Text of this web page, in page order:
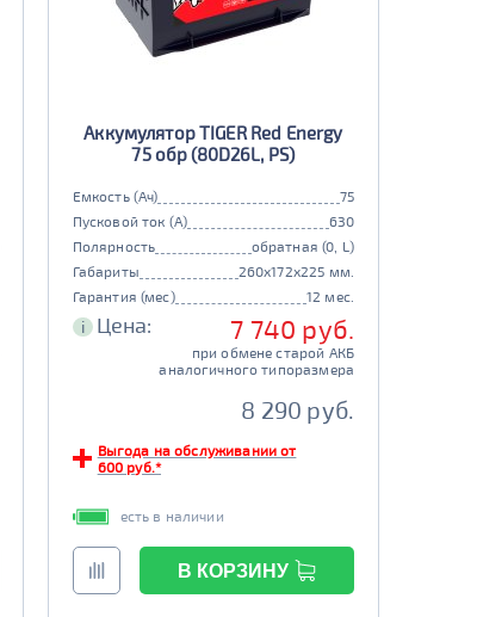
Аккумулятор TIGER Red Energy
75 обр (80D26L, PS)
Емкость (Ач)
75
Пусковой ток (А)
630
Полярность
обратная (0, L)
Габариты
260x172x225 мм.
Гарантия (мес)
12 мес.
i Цена: 7 740 руб.
при обмене старой АКБ
аналогичного типоразмера
8 290 руб.
Выгода на обслуживании от
600 руб.*
есть в наличии
В КОРЗИНУ